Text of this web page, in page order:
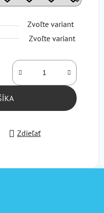
Zvoľte variant
Zvoľte variant
Zdieľať